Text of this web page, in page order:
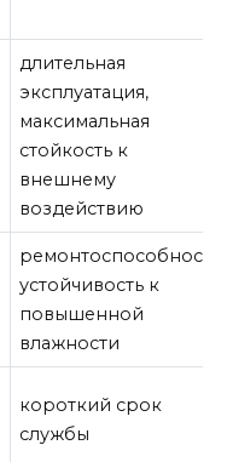
длительная
эксплуатация,
максимальная
стойкость к
внешнему
воздействию
ремонтоспособность,
устойчивость к
повышенной
влажности
короткий срок
службы